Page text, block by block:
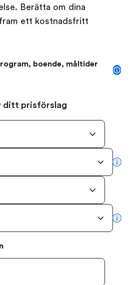
Berätta om dina
ett kostnadsfritt
boende, måltider
ditt prisförslag